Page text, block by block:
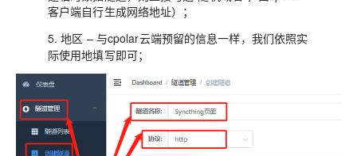
客户端自行生成网络地址）；
5.地区 – 与cpolar云端预留的信息一样，我们依照实
际使用地填写即可；